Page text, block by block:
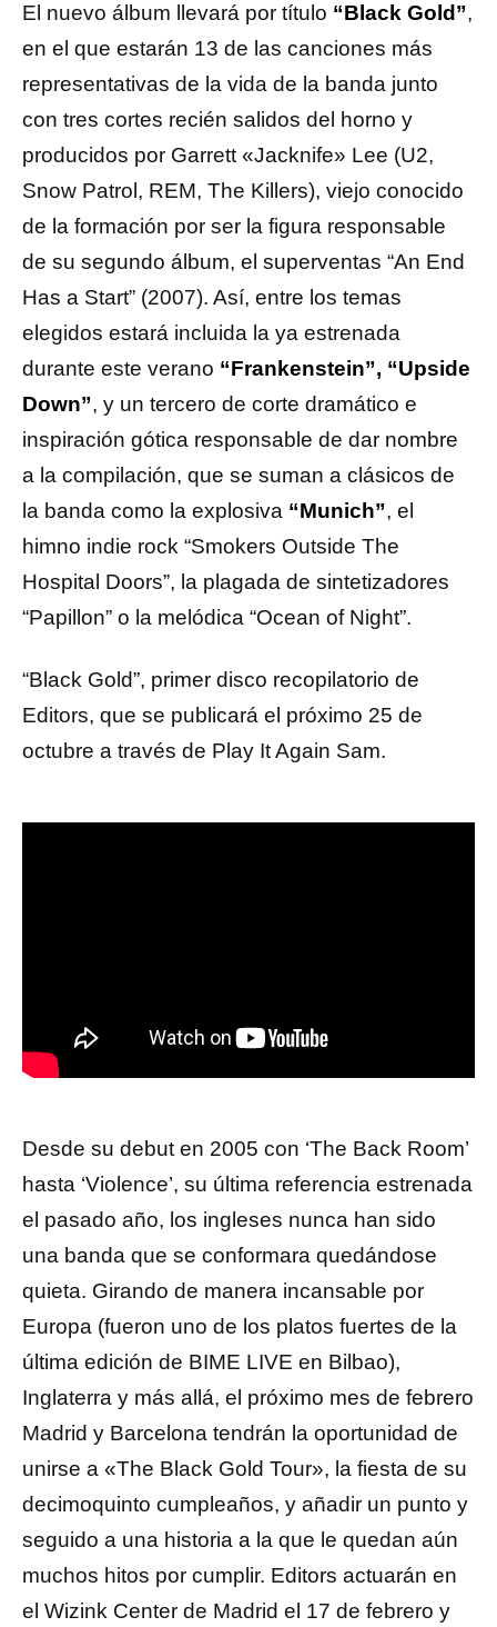
El nuevo álbum llevará por título “Black Gold”,
en el que estarán 13 de las canciones más
representativas de la vida de la banda junto
con tres cortes recién salidos del horno y
producidos por Garrett «Jacknife» Lee (U2,
Snow Patrol, REM, The Killers), viejo conocido
de la formación por ser la figura responsable
de su segundo álbum, el superventas “An End
Has a Start” (2007). Así, entre los temas
elegidos estará incluida la ya estrenada
durante este verano “Frankenstein”, “Upside
Down”, y un tercero de corte dramático e
inspiración gótica responsable de dar nombre
a la compilación, que se suman a clásicos de
la banda como la explosiva “Munich”, el
himno indie rock “Smokers Outside The
Hospital Doors”, la plagada de sintetizadores
“Papillon” o la melódica “Ocean of Night”.
“Black Gold”, primer disco recopilatorio de
Editors, que se publicará el próximo 25 de
octubre a través de Play It Again Sam.
Desde su debut en 2005 con ‘The Back Room’
hasta ‘Violence’, su última referencia estrenada
el pasado año, los ingleses nunca han sido
una banda que se conformara quedándose
quieta. Girando de manera incansable por
Europa (fueron uno de los platos fuertes de la
última edición de BIME LIVE en Bilbao),
Inglaterra y más allá, el próximo mes de febrero
Madrid y Barcelona tendrán la oportunidad de
unirse a «The Black Gold Tour», la fiesta de su
decimoquinto cumpleaños, y añadir un punto y
seguido a una historia a la que le quedan aún
muchos hitos por cumplir. Editors actuarán en
el Wizink Center de Madrid el 17 de febrero y